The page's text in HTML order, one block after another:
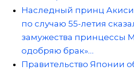
Наследный принц
по случаю 55-летия
замужества принцессы
одобряю брак»…
Правительство Японии